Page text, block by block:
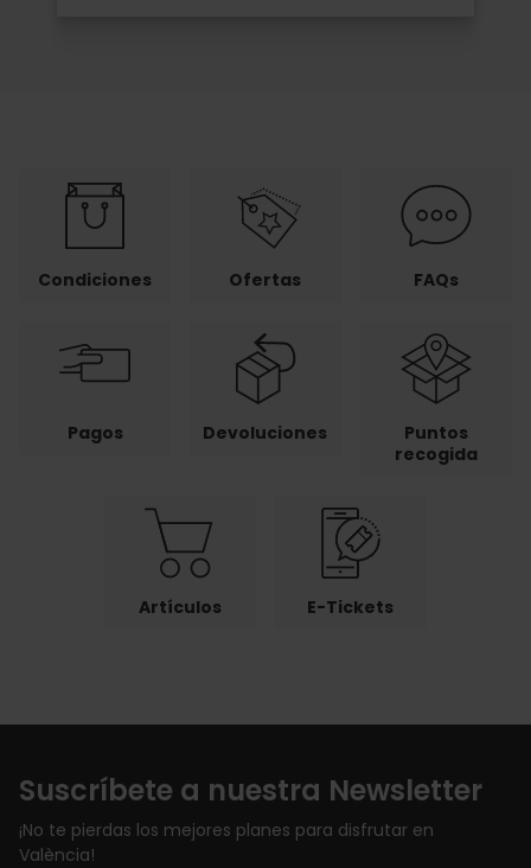
Condiciones Ofertas FAQs
Pagos Devoluciones
Puntos
recogida
Artículos E-Tickets
Suscríbete a nuestra Newsletter
¡No te pierdas los mejores planes para disfrutar en
València!